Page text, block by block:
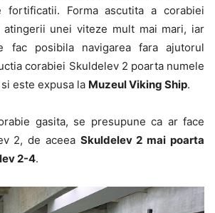
fortificatii. Forma ascutita a corabiei
atingerii unei viteze mult mai mari, iar
fac posibila navigarea fara ajutorul
corabiei Skuldelev 2 poarta numele
si este expusa la Muzeul Viking Ship.
gasita, se presupune ca ar face
2, de aceea Skuldelev 2 mai poarta
2-4.